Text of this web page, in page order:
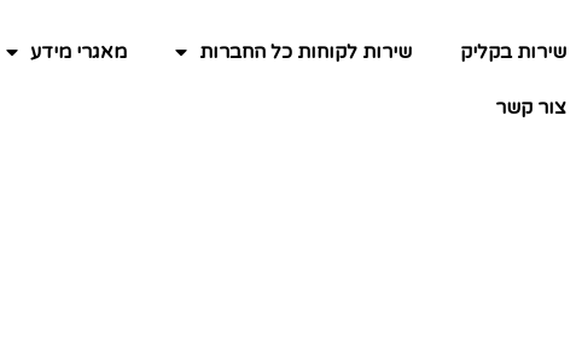
שירות בקליק שירות לקוחות כל החברות מאגרי מידע
צור קשר